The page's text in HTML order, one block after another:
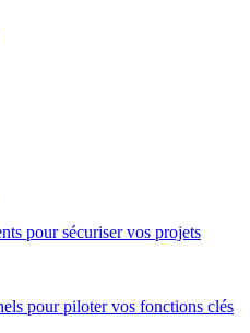
pour sécuriser vos projets
pour piloter vos fonctions clés